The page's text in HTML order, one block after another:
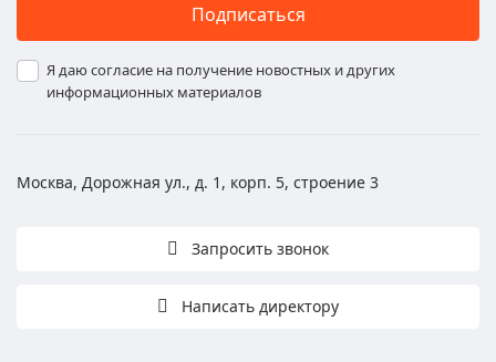
Подписаться
Я даю согласие на получение новостных и других
информационных материалов
Москва, Дорожная ул., д. 1, корп. 5, строение 3
Запросить звонок
Написать директору